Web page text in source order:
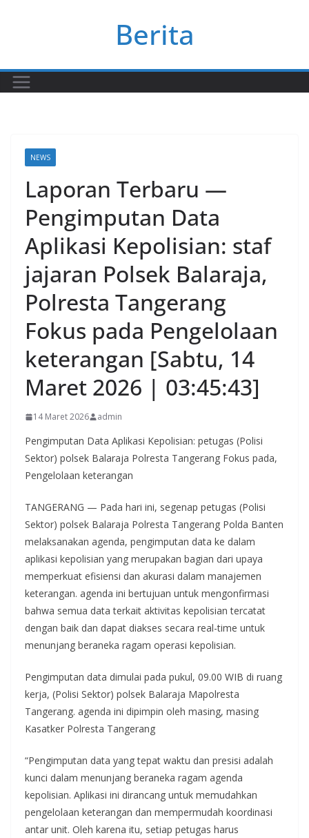
Berita
NEWS
Laporan Terbaru —
Pengimputan Data
Aplikasi Kepolisian: staf
jajaran Polsek Balaraja,
Polresta Tangerang
Fokus pada Pengelolaan
keterangan [Sabtu, 14
Maret 2026 | 03:45:43]
14 Maret 2026 admin
Pengimputan Data Aplikasi Kepolisian: petugas (Polisi
Sektor) polsek Balaraja Polresta Tangerang Fokus pada,
Pengelolaan keterangan
TANGERANG — Pada hari ini, segenap petugas (Polisi
Sektor) polsek Balaraja Polresta Tangerang Polda Banten
melaksanakan agenda, pengimputan data ke dalam
aplikasi kepolisian yang merupakan bagian dari upaya
memperkuat efisiensi dan akurasi dalam manajemen
keterangan. agenda ini bertujuan untuk mengonfirmasi
bahwa semua data terkait aktivitas kepolisian tercatat
dengan baik dan dapat diakses secara real-time untuk
menunjang beraneka ragam operasi kepolisian.
Pengimputan data dimulai pada pukul, 09.00 WIB di ruang
kerja, (Polisi Sektor) polsek Balaraja Mapolresta
Tangerang. agenda ini dipimpin oleh masing, masing
Kasatker Polresta Tangerang
“Pengimputan data yang tepat waktu dan presisi adalah
kunci dalam menunjang beraneka ragam agenda
kepolisian. Aplikasi ini dirancang untuk memudahkan
pengelolaan keterangan dan mempermudah koordinasi
antar unit. Oleh karena itu, setiap petugas harus